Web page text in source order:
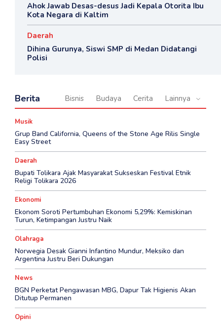
Ahok Jawab Desas-desus Jadi Kepala Otorita Ibu
Kota Negara di Kaltim
Daerah
Dihina Gurunya, Siswi SMP di Medan Didatangi
Polisi
Berita Bisnis Budaya Cerita Lainnya
Musik
Grup Band California, Queens of the Stone Age Rilis Single
Easy Street
Daerah
Bupati Tolikara Ajak Masyarakat Sukseskan Festival Etnik
Religi Tolikara 2026
Ekonomi
Ekonom Soroti Pertumbuhan Ekonomi 5,29%: Kemiskinan
Turun, Ketimpangan Justru Naik
Olahraga
Norwegia Desak Gianni Infantino Mundur, Meksiko dan
Argentina Justru Beri Dukungan
News
BGN Perketat Pengawasan MBG, Dapur Tak Higienis Akan
Ditutup Permanen
Opini